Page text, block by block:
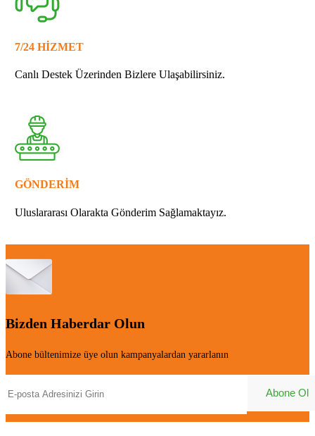
7/24 HİZMET
Canlı Destek Üzerinden Bizlere Ulaşabilirsiniz.
GÖNDERİM
Uluslararası Olarakta Gönderim Sağlamaktayız.
Bizden Haberdar Olun
Abone bültenimize üye olun kampanyalardan yararlanın